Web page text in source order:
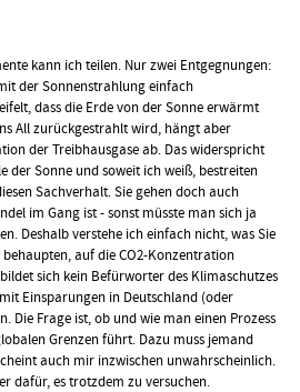
kann ich teilen. Nur zwei Entgegnungen:
der Sonnenstrahlung einfach
dass die Erde von der Sonne erwärmt
All zurückgestrahlt wird, hängt aber
der Treibhausgase ab. Das widerspricht
der Sonne und soweit ich weiß, bestreiten
Sachverhalt. Sie gehen doch auch
im Gang ist - sonst müsste man sich ja
Deshalb verstehe ich einfach nicht, was Sie
auf die CO2-Konzentration
sich kein Befürworter des Klimaschutzes
Einsparungen in Deutschland (oder
Die Frage ist, ob und wie man einen Prozess
Grenzen führt. Dazu muss jemand
auch mir inzwischen unwahrscheinlich.
dafür, es trotzdem zu versuchen.